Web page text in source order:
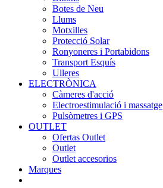
Botes de Neu
Llums
Motxilles
Protecció Solar
Ronyoneres i Portabidons
Transport Esquís
Ulleres
ELECTRÒNICA
Càmeres d'acció
Electroestimulació i massatge
Pulsòmetres i GPS
OUTLET
Ofertas Outlet
Outlet
Outlet accesorios
Marques